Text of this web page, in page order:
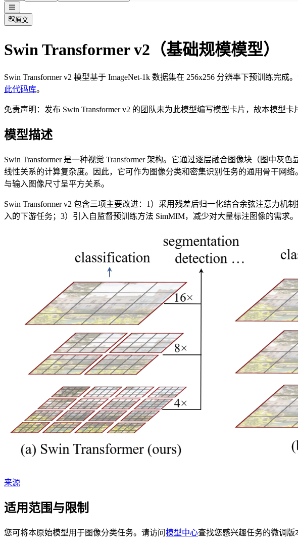
原文
Swin Transformer v2（基础规模模型）
Swin Transformer v2 模型基于 ImageNet-1k 数据集在 256x256 分辨率下预训练完成
此代码库。
免责声明：发布 Swin Transformer v2 的团队未为此模型编写模型卡片，故本模型卡
模型描述
Swin Transformer 是一种视觉 Transformer 架构。它通过逐层融合图像块（图中
线性关系的计算复杂度。因此，它可作为图像分类和密集识别任务的通用骨干网
与输入图像尺寸呈平方关系。
Swin Transformer v2 包含三项主要改进：1）采用残差后归一化结合余弦注意力
入的下游任务；3）引入自监督预训练方法 SimMIM，减少对大量标注图像的需求。
来源
适用范围与限制
您可将本原始模型用于图像分类任务。请访问模型中心查找您感兴趣任务的微调版